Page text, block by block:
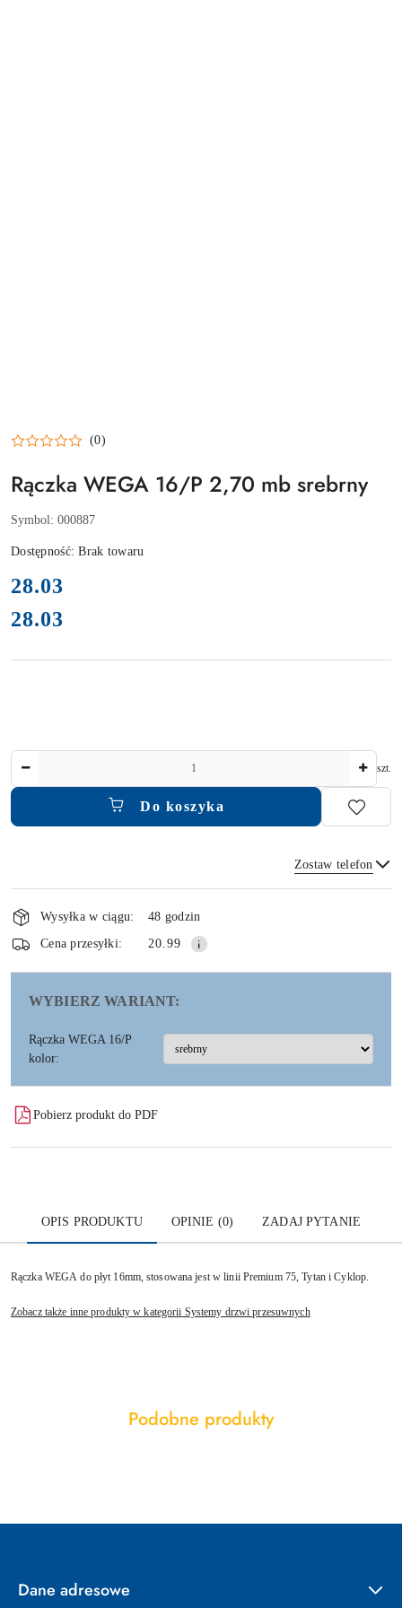
(0)
Rączka WEGA 16/P 2,70 mb srebrny
Symbol: 000887
Dostępność:Brak towaru
cena:
28.03
Cena:
28.03
szt.
Do koszyka
Zostaw telefon
Wyślij
Dostępność
i
dostawa
Wysyłka w ciągu:
48 godzin
Cena przesyłki:
20.99
WYBIERZ WARIANT:
Rączka WEGA 16/P
kolor:
Pobierz produkt do PDF
OPIS PRODUKTU OPINIE (0) ZADAJ PYTANIE
Rączka WEGA do płyt 16mm, stosowana jest w linii Premium 75, Tytan i Cyklop.
Zobacz także inne produkty w kategorii Systemy drzwi przesuwnych
Pomiń karuzelę produktów
Produkty
Podobne produkty
Dane adresowe